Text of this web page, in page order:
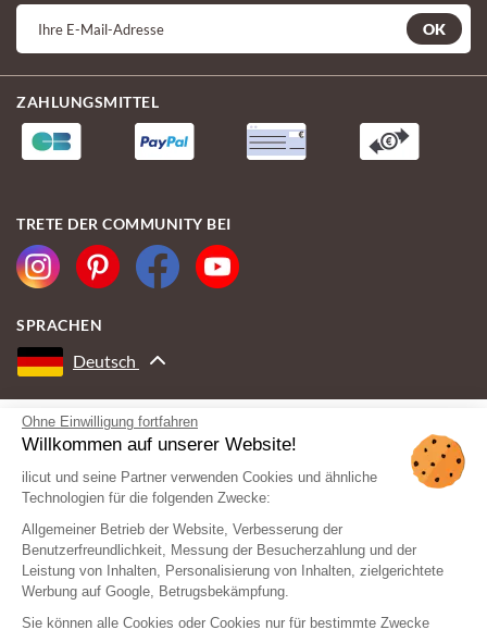
Ohne Einwilligung fortfahren
Willkommen auf unserer Website!
ilicut und seine Partner verwenden Cookies und ähnliche
Technologien für die folgenden Zwecke:
Allgemeiner Betrieb der Website, Verbesserung der
Benutzerfreundlichkeit, Messung der Besucherzahlung und der
Leistung von Inhalten, Personalisierung von Inhalten, zielgerichtete
Werbung auf Google, Betrugsbekämpfung.
Sie können alle Cookies oder Cookies nur für bestimmte Zwecke
OK
ZAHLUNGSMITTEL
TRETE DER COMMUNITY BEI
SPRACHEN
Deutsch
MIT DER UNTERSTÜTZUNG VON